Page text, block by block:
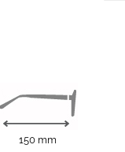
150 mm